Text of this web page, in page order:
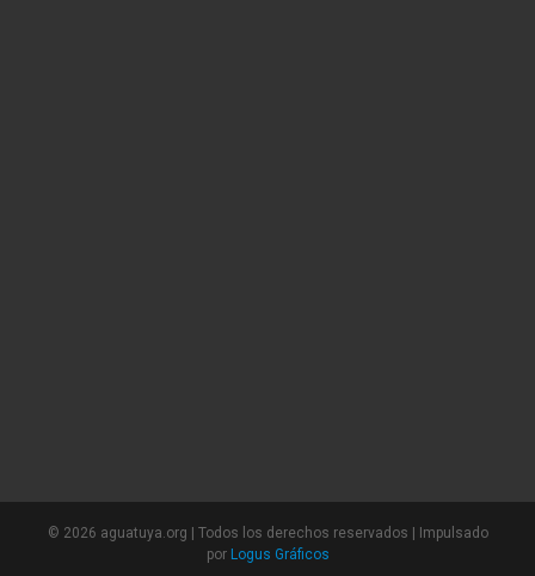
© 2026 aguatuya.org | Todos los derechos reservados | Impulsado
por Logus Gráficos